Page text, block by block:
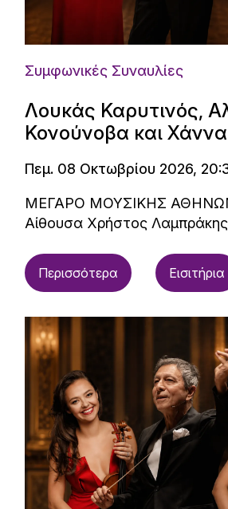
Συμφωνικές Συναυλίες
Λουκάς Καρυτινός,
Κονούνοβα και
Πεμ. 08 Οκτωβρίου 2026,
ΜΕΓΑΡΟ ΜΟΥΣΙΚΗΣ
Αίθουσα Χρήστος Λαμπράκης
Περισσότερα Εισιτήρια